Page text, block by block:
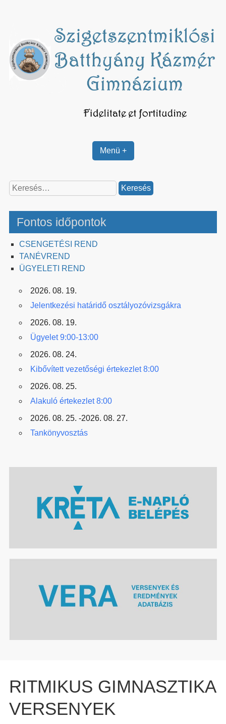
Menü +
Keresés:
Fontos időpontok
CSENGETÉSI REND
TANÉVREND
ÜGYELETI REND
2026. 08. 19.
Jelentkezési határidő osztályozóvizsgákra
2026. 08. 19.
Ügyelet 9:00-13:00
2026. 08. 24.
Kibővített vezetőségi értekezlet 8:00
2026. 08. 25.
Alakuló értekezlet 8:00
2026. 08. 25. -2026. 08. 27.
Tankönyvosztás
RITMIKUS GIMNASZTIKA
VERSENYEK